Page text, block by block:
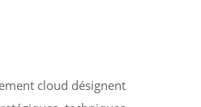
cloud désignent